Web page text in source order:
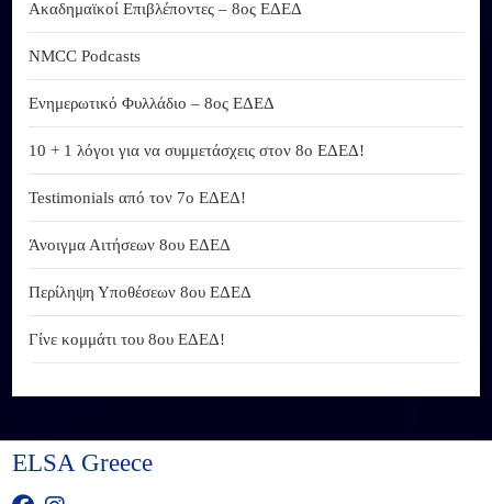
Ακαδημαϊκοί Επιβλέποντες – 8ος ΕΔΕΔ
NMCC Podcasts
Ενημερωτικό Φυλλάδιο – 8ος ΕΔΕΔ
10 + 1 λόγοι για να συμμετάσχεις στον 8ο ΕΔΕΔ!
Testimonials από τον 7ο ΕΔΕΔ!
Άνοιγμα Αιτήσεων 8ου ΕΔΕΔ
Περίληψη Υποθέσεων 8ου ΕΔΕΔ
Γίνε κομμάτι του 8ου ΕΔΕΔ!
ELSA Greece